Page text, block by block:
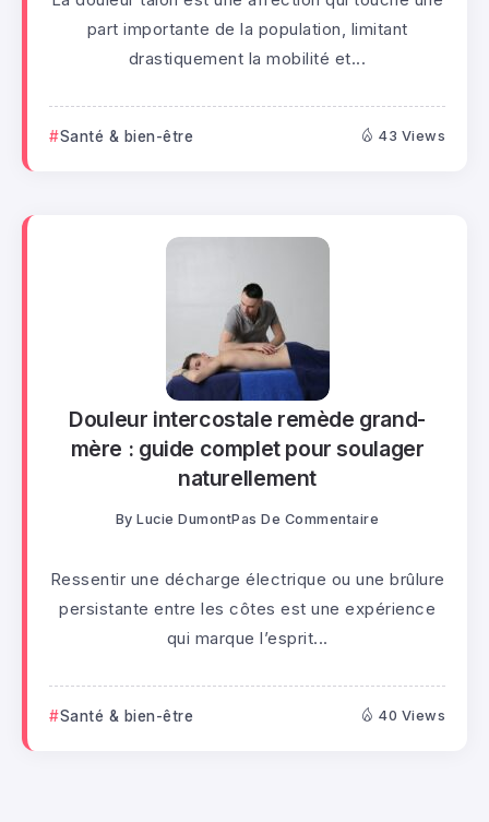
part importante de la population, limitant
drastiquement la mobilité et...
Santé & bien-être 43 Views
Douleur intercostale remède grand-
mère : guide complet pour soulager
naturellement
By Lucie DumontPas De Commentaire
Ressentir une décharge électrique ou une brûlure
persistante entre les côtes est une expérience
qui marque l’esprit...
Santé & bien-être 40 Views